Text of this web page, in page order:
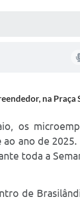
na Praça
os
ano de
toda a
de